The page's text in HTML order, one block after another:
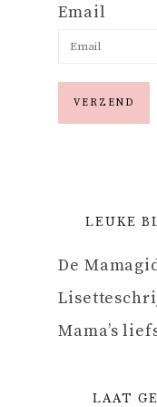
Email
LEUKE
De
Mama’s
LAAT